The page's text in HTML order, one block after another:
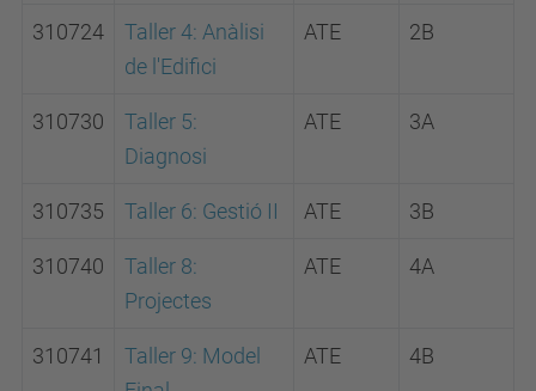
310724
Taller 4: Anàlisi
de l'Edifici
ATE 2B
310730
Taller 5:
Diagnosi
ATE 3A
310735 Taller 6: Gestió II ATE 3B
310740
Taller 8:
Projectes
ATE 4A
310741
Taller 9: Model
ATE 4B